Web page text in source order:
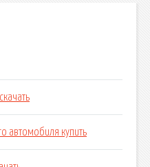
автомобиля купить